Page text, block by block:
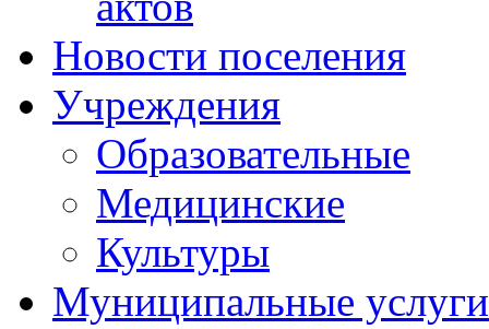
Новости поселения
Учреждения
Образовательные
Медицинские
Культуры
Муниципальные услуги